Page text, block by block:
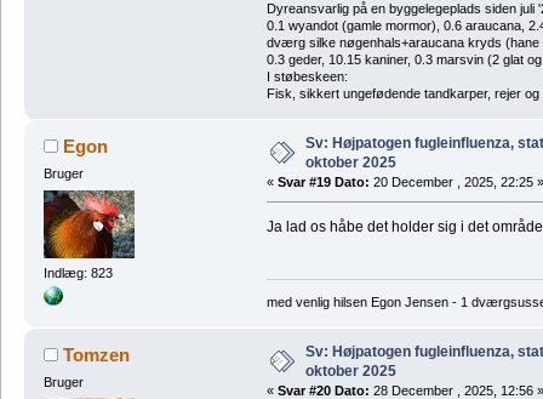
Dyreansvarlig på en byggelegeplads siden juli
0.1 wyandot (gamle mormor), 0.6 araucana,
dværg silke nøgenhals+araucana kryds
0.3 geder, 10.15 kaniner, 0.3 marsvin (2 glat
I støbeskeen:
Fisk, sikkert ungefødende tandkarper, rejer
Egon
Bruger
Indlæg: 823
Sv: Højpatogen fugleinfluenza,
oktober 2025
« Svar #19 Dato: 20 December , 2025, 22:25 »
Ja lad os håbe det holder sig i det
med venlig hilsen Egon Jensen - 1
Tomzen
Bruger
Sv: Højpatogen fugleinfluenza,
oktober 2025
« Svar #20 Dato: 28 December , 2025, 12:56 »